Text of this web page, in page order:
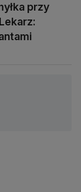
przy